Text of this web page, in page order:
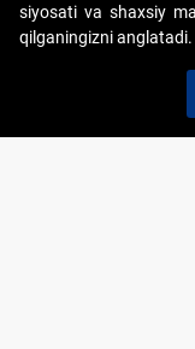
Copyright © 2017-
tashkil etish" AJ.
siyosati va shaxsiy
qilganingizni anglatadi.